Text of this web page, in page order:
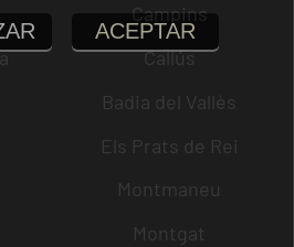
Campins
Callús
Badia del Vallès
Els Prats de Rei
Montmaneu
Montgat
ACEPTAR